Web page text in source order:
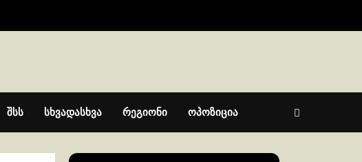
შსს სხვადასხვა რეგიონი ოპოზიცია